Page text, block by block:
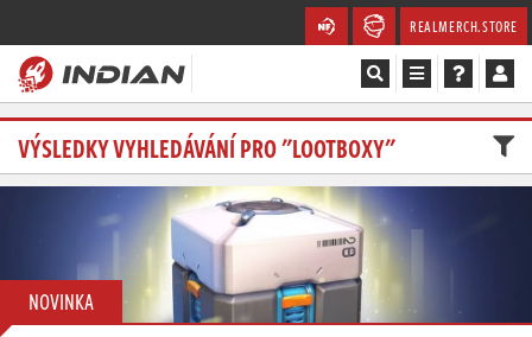
REALMERCH.STORE
Magazín
Soutěže
VÝSLEDKY VYHLEDÁVÁNÍ PRO "LOOTBOXY"
NOVINKA